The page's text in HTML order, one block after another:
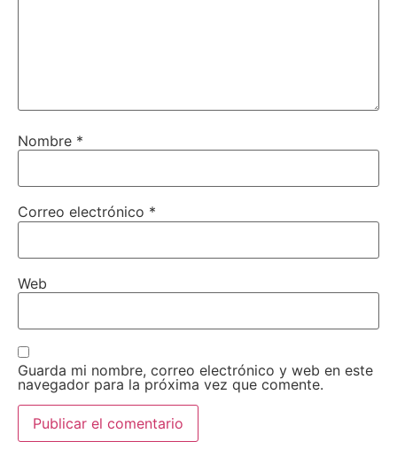
Nombre *
Correo electrónico *
Web
Guarda mi nombre, correo electrónico y web en este
navegador para la próxima vez que comente.